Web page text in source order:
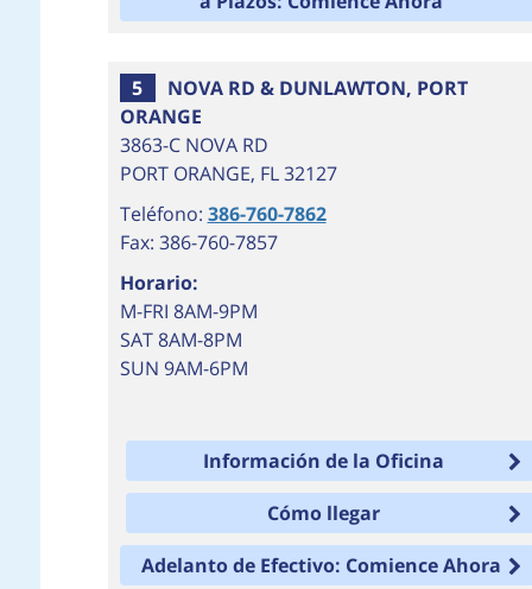
5
NOVA RD & DUNLAWTON, PORT
ORANGE
3863-C NOVA RD
PORT ORANGE, FL 32127
Teléfono: 386-760-7862
Fax: 386-760-7857
Horario:
M-FRI 8AM-9PM
SAT 8AM-8PM
SUN 9AM-6PM
Información de la Oficina
Cómo llegar
Adelanto de Efectivo: Comience Ahora